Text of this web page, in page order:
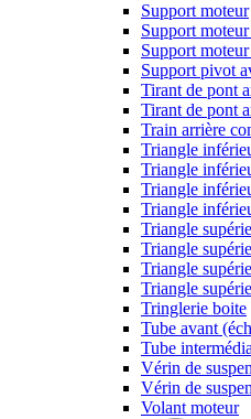
Support moteur
Support
Support
Support pivot
Tirant de pont
Tirant de pont
Train arrière
Triangle
Triangle
Triangle
Triangle
Triangle
Triangle
Triangle
Triangle
Tringlerie boite
Tube avant
Tube
Vérin de
Vérin de
Volant moteur